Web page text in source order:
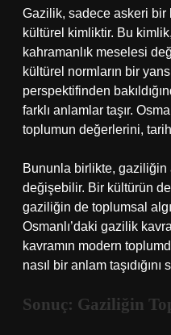
Gazilik, sadece askeri bir
kültürel kimliktir. Bu
kahramanlık meselesi
kültürel normların bir
perspektifinden
farklı anlamlar taşır.
toplumun değerlerini,
Bununla birlikte, gaziliğin
değişebilir. Bir kültürün
gaziliğin de toplumsal
Osmanlı’daki gazilik
kavramın modern
nasıl bir anlam
Sonuç: Gaziliğin